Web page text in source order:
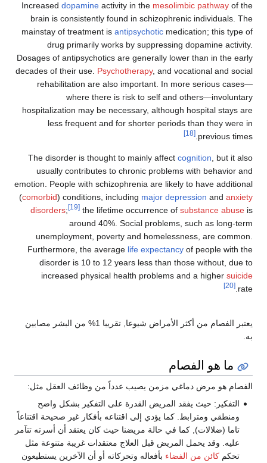
Increaseddopamineactivity in themesolimbic
brain is consistently found in schizophrenic
mainstay of treatment isantipsychotic
drug primarily works by suppressing
Dosages of antipsychotics are generally lower
decades of their use.Psychotherapy, and
rehabilitation are also important. In more
where there is risk to self and
hospitalization may be necessary, although
less frequent and for shorter periods
The disorder is thought to mainly affect
usually contributes to chronic problems
emotion. People with schizophrenia are likely to
(comorbid) conditions, including major
disorders; the lifetime occurrence of
around 40%. Social problems,
unemployment, poverty and
Furthermore, the averagelife expectancyof
disorder is 10 to 12 years less than those
increased physical health problems and a
يعتبر الفصام من أكثر الأمراض شيوعا, تقريبا 1% من البشر مصابين
دماغي مزمن يصيب عدداً من وظائف العقل مثل:
يفقد المريض القدرة على التفكير بشكل واضح
كما يؤدي إلى اقتناعه بأفكار غير صحيحة اقتناعاً
كما في حالة مريضنا حيث كان يعتقد أن أسرته تتآمر
المريض قبل العلاج معتقدات غريبة متنوعة مثل
الفضاءبأفعاله وتحركاته أو أن الآخرين يستطيعون